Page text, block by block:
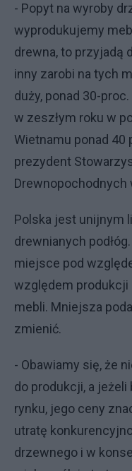
- Popyt na wyroby
wyprodukujemy
drewna, to przyjadą
inny zarobi na tych
duży, ponad 30-
w zeszłym roku w
Wietnamu ponad
prezydent
Drewnopochodnych
Polska jest unijnym
drewnianych
miejsce pod
względem produkcji
mebli. Mniejsza
zmienić.
- Obawiamy się, że
do produkcji, a
rynku, jego ceny
utratę
drzewnego i w